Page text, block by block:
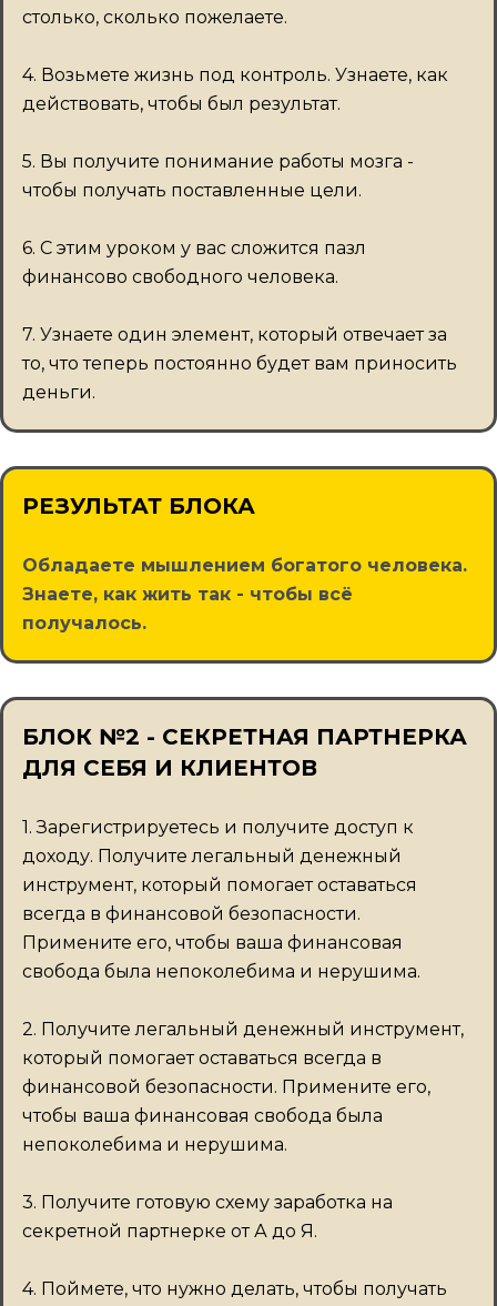
столько, сколько пожелаете.
4. Возьмете жизнь под контроль. Узнаете, как
действовать, чтобы был результат.
5. Вы получите понимание работы мозга -
чтобы получать поставленные цели.
6. С этим уроком у вас сложится пазл
финансово свободного человека.
7. Узнаете один элемент, который отвечает за
то, что теперь постоянно будет вам приносить
деньги.
РЕЗУЛЬТАТ БЛОКА
Обладаете мышлением богатого человека.
Знаете, как жить так - чтобы всё
получалось.
БЛОК №2 - СЕКРЕТНАЯ ПАРТНЕРКА
ДЛЯ СЕБЯ И КЛИЕНТОВ
1. Зарегистрируетесь и получите доступ к
доходу. Получите легальный денежный
инструмент, который помогает оставаться
всегда в финансовой безопасности.
Примените его, чтобы ваша финансовая
свобода была непоколебима и нерушима.
2. Получите легальный денежный инструмент,
который помогает оставаться всегда в
финансовой безопасности. Примените его,
чтобы ваша финансовая свобода была
непоколебима и нерушима.
3. Получите готовую схему заработка на
секретной партнерке от А до Я.
4. Поймете, что нужно делать, чтобы получать